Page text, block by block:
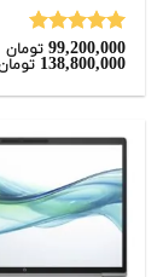
نمره5.00
از 5
99,200,000 تومان
138,800,000